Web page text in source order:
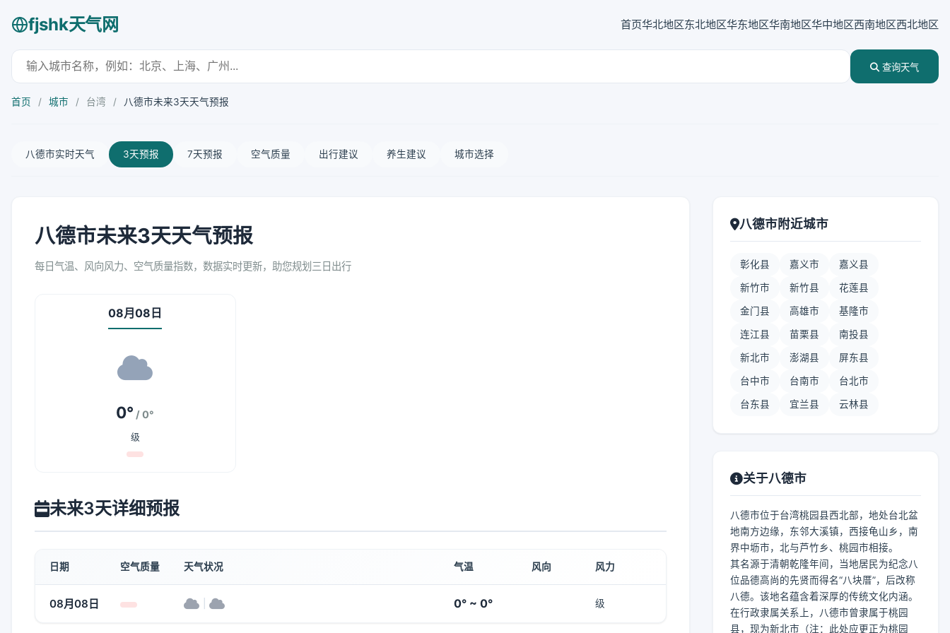
fjshk天气网 首页华北地区东北地区华东地区华南地区华中地区西南地区西北地区
查询天气
首页 / 城市 / 台湾 / 八德市未来3天天气预报
八德市实时天气 3天预报 7天预报 空气质量 出行建议 养生建议 城市选择
八德市未来3天天气预报
每日气温、风向风力、空气质量指数，数据实时更新，助您规划三日出行
08月08日
0° / 0°
级
未来3天详细预报
日期 空气质量 天气状况 气温 风向 风力
08月08日 0° ~ 0° 级
八德市附近城市
彰化县 嘉义市 嘉义县
新竹市 新竹县 花莲县
金门县 高雄市 基隆市
连江县 苗栗县 南投县
新北市 澎湖县 屏东县
台中市 台南市 台北市
台东县 宜兰县 云林县
关于八德市
八德市位于台湾桃园县西北部，地处台北盆
地南方边缘，东邻大溪镇，西接龟山乡，南
界中坜市，北与芦竹乡、桃园市相接。
其名源于清朝乾隆年间，当地居民为纪念八
位品德高尚的先贤而得名“八块厝”，后改称
八德。该地名蕴含着深厚的传统文化内涵。
在行政隶属关系上，八德市曾隶属于桃园
县，现为新北市（注：此处应更正为桃园